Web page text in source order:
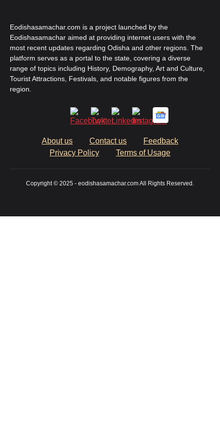
Eodishasamachar.com is a project launched by the
Eodishasamachar aimed at providing internet users with the
most recent updates regarding Odisha and other regions. The
platform serves as a portal to the state, covering a diverse
range of topics including History, Demography, Art and Culture,
Tourist Attractions, Festivals, and notable figures from the
region.
About us Contact us
Feedback
Privacy Policy
Terms of Usage
Copyright © 2025 - eodishasamachar.com All Rights Reserved.